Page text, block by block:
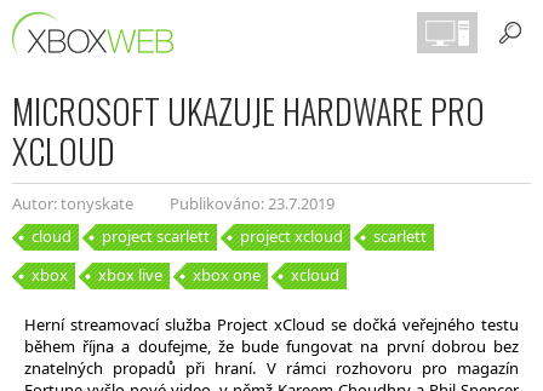
MICROSOFT UKAZUJE HARDWARE PRO
XCLOUD
Autor: tonyskate
Publikováno: 23.7.2019
cloud
project scarlett project xcloud
scarlett
xbox
xbox live xbox one xcloud
Herní streamovací služba Project xCloud se dočká veřejného testu
během října a doufejme, že bude fungovat na první dobrou bez
znatelných propadů při hraní. V rámci rozhovoru pro magazín